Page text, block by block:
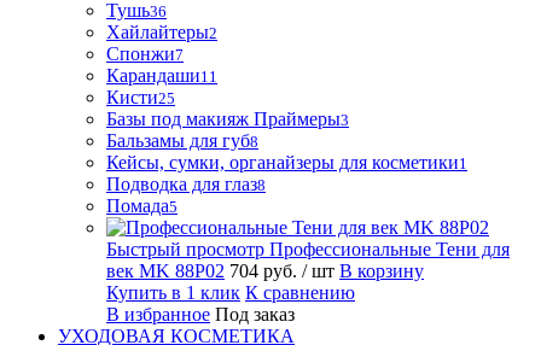
Тушь36
Хайлайтеры2
Спонжи7
Карандаши11
Кисти25
Базы под макияж Праймеры3
Бальзамы для губ8
Кейсы, сумки, органайзеры для косметики1
Подводка для глаз8
Помада5
Быстрый просмотр Профессиональные Тени для
век MK 88P02 704 руб. / шт В корзину
Купить в 1 клик К сравнению
В избранное Под заказ
УХОДОВАЯ КОСМЕТИКА